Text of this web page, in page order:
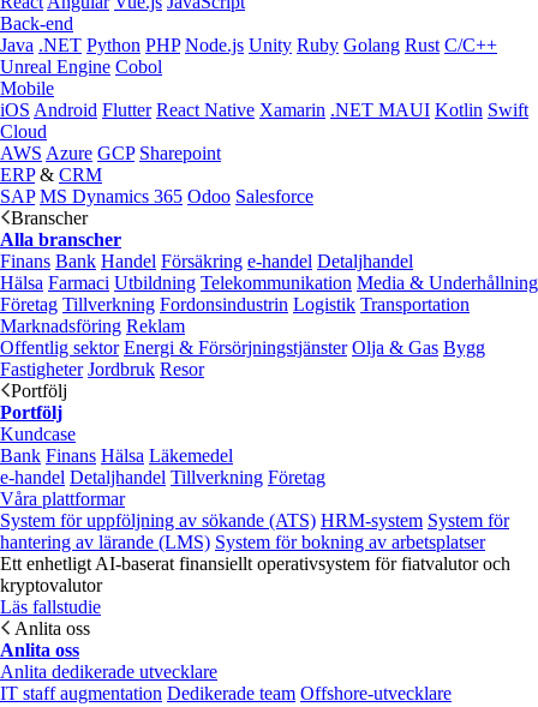
Back-end
Java .NET Python PHP Node.js Unity Ruby Golang Rust C/C++
Unreal Engine Cobol
Mobile
iOS Android Flutter React Native Xamarin .NET MAUI Kotlin Swift
Cloud
AWS Azure GCP Sharepoint
ERP& CRM
SAP MS Dynamics 365 Odoo Salesforce
Branscher
Alla branscher
Finans Bank Handel Försäkring e‑handel Detaljhandel
Hälsa Farmaci Utbildning Telekommunikation Media & Underhållning
Företag Tillverkning Fordonsindustrin Logistik Transportation
Marknadsföring Reklam
Offentlig sektor Energi & Försörjningstjänster Olja & Gas Bygg
Fastigheter Jordbruk Resor
Portfölj
Portfölj
Kundcase
Bank Finans Hälsa Läkemedel
e‑handel Detaljhandel Tillverkning Företag
Våra plattformar
System för uppföljning av sökande (ATS) HRM-system System för
hantering av lärande (LMS) System för bokning av arbetsplatser
Ett enhetligt AI-baserat finansiellt operativsystem för fiatvalutor och
kryptovalutor
Läs fallstudie
Anlita oss
Anlita oss
Anlita dedikerade utvecklare
IT staff augmentation Dedikerade team Offshore-utvecklare